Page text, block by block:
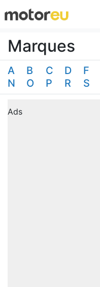
Marques
A B C D F
N
O P R S
Ads